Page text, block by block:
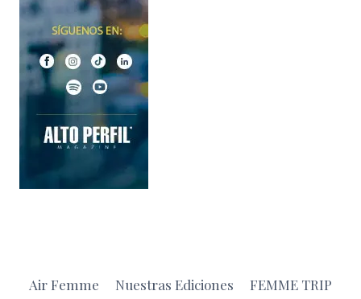
Air Femme Nuestras Ediciones
FEMME TRIP